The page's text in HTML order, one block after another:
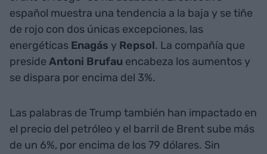
español muestra una tendencia a la baja y se tiñe
de rojo con dos únicas excepciones, las
energéticas Enagás y Repsol. La compañía que
preside Antoni Brufau encabeza los aumentos y
se dispara por encima del 3%.
Las palabras de Trump también han impactado en
el precio del petróleo y el barril de Brent sube más
de un 6%, por encima de los 79 dólares. Sin